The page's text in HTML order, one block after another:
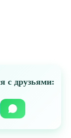
с друзьями: